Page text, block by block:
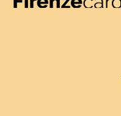
Firenze Card